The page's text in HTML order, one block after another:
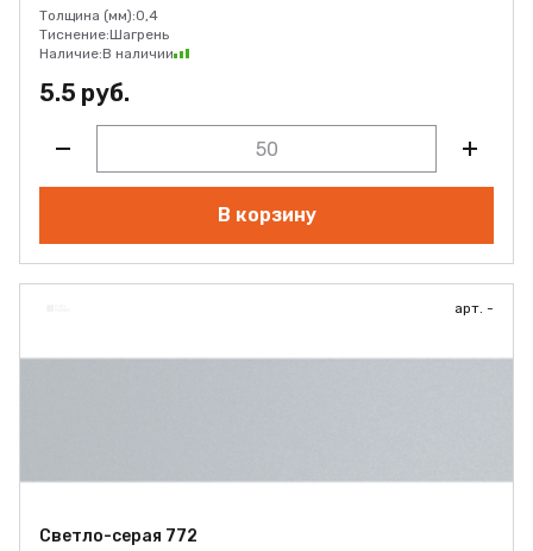
Толщина (мм):0,4
Тиснение:Шагрень
Наличие:В наличии
5.5 руб.
В корзину
арт. -
Светло-серая 772